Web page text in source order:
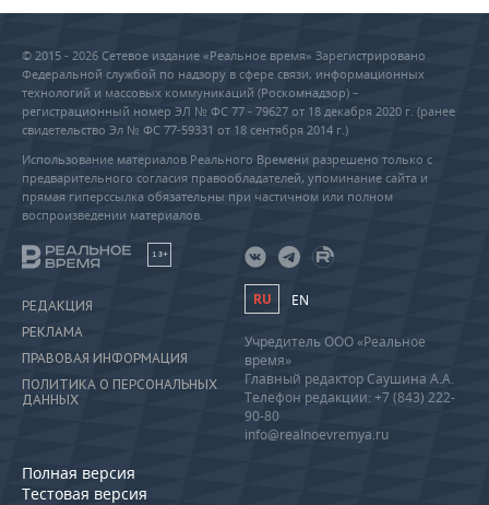
© 2015 - 2026 Сетевое издание «Реальное время» Зарегистрировано
Федеральной службой по надзору в сфере связи, информационных
технологий и массовых коммуникаций (Роскомнадзор) –
регистрационный номер ЭЛ № ФС 77 - 79627 от 18 декабря 2020 г. (ранее
свидетельство Эл № ФС 77-59331 от 18 сентября 2014 г.)
Использование материалов Реального Времени разрешено только с
предварительного согласия правообладателей, упоминание сайта и
прямая гиперссылка обязательны при частичном или полном
воспроизведении материалов.
18+
РЕДАКЦИЯ
РЕКЛАМА
ПРАВОВАЯ ИНФОРМАЦИЯ
ПОЛИТИКА О ПЕРСОНАЛЬНЫХ
ДАННЫХ
Полная версия
Тестовая версия
RU EN
Учредитель ООО «Реальное
время»
Главный редактор Саушина А.А.
Телефон редакции: +7 (843) 222-
90-80
info@realnoevremya.ru